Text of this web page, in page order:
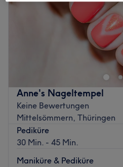
Anne's Nageltempel
Keine Bewertungen
Mittelsömmern, Thüringen
Pediküre
30 Min. - 45 Min.
Maniküre & Pediküre